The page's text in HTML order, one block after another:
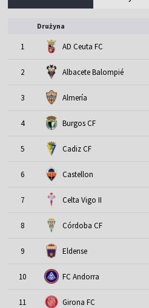
Drużyna
1 AD Ceuta FC
2 Albacete Balompié
3 Almería
4 Burgos CF
5 Cadiz CF
6 Castellon
7 Celta Vigo II
8 Córdoba CF
9 Eldense
10 FC Andorra
11 Girona FC